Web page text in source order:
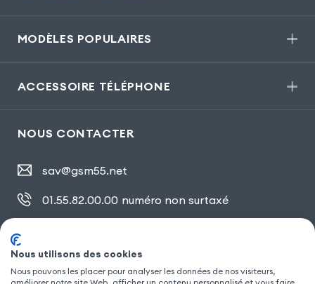
MODÈLES POPULAIRES
ACCESSOIRE TÉLÉPHONE
NOUS CONTACTER
sav@gsm55.net
01.55.82.00.00 numéro non surtaxé
Nous utilisons des cookies
Nous pouvons les placer pour analyser les données de nos visiteurs,